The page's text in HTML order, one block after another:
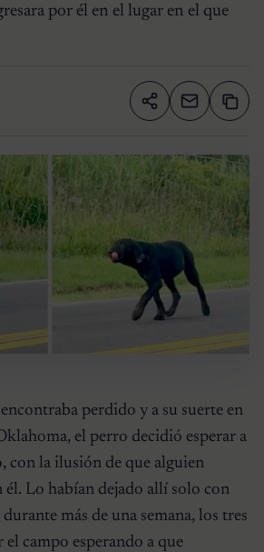
por él en el lugar en el que
Compartir
perdido y a su suerte en
el perro decidió esperar a
con la ilusión de que alguien
él. Lo habían dejado allí solo con
más de una semana, los tres
campo esperando a que